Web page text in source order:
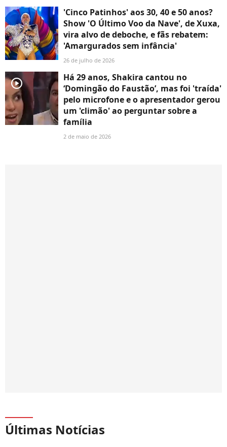
'Cinco Patinhos' aos 30, 40 e 50 anos?
Show 'O Último Voo da Nave', de Xuxa,
vira alvo de deboche, e fãs rebatem:
'Amargurados sem infância'
26 de julho de 2026
player2
Há 29 anos, Shakira cantou no
‘Domingão do Faustão’, mas foi 'traída'
pelo microfone e o apresentador gerou
um 'climão' ao perguntar sobre a
família
2 de maio de 2026
Últimas Notícias